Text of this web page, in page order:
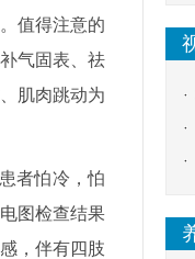
值得注意的
气固表、祛
肌肉跳动为
者怕冷，怕
图检查结果
，伴有四肢